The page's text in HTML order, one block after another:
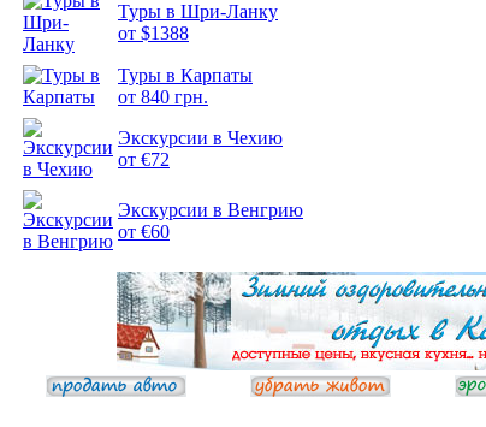
Туры в Шри-Ланку
от $1388
Туры в Карпаты
от 840 грн.
Экскурсии в Чехию
от €72
Экскурсии в Венгрию
от €60